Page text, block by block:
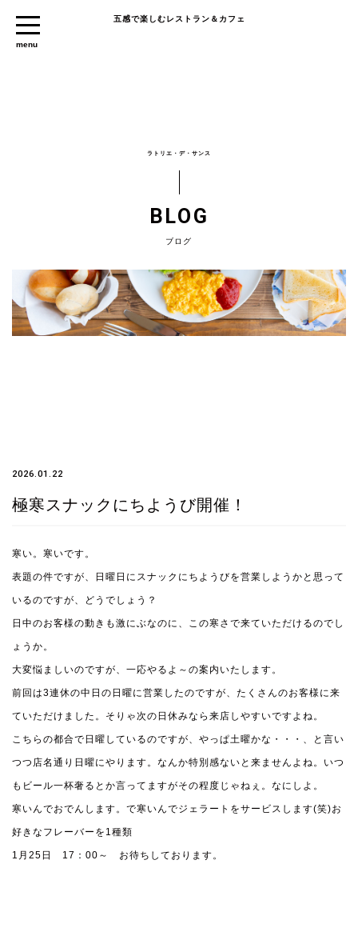
五感で楽しむレストラン＆カフェ
ラトリエ・デ・サンス
BLOG
ブログ
2026.01.22
極寒スナックにちようび開催！
寒い。寒いです。
表題の件ですが、日曜日にスナックにちようびを営業しようかと思って
いるのですが、どうでしょう？
日中のお客様の動きも激にぶなのに、この寒さで来ていただけるのでし
ょうか。
大変悩ましいのですが、一応やるよ～の案内いたします。
前回は3連休の中日の日曜に営業したのですが、たくさんのお客様に来
ていただけました。そりゃ次の日休みなら来店しやすいですよね。
こちらの都合で日曜しているのですが、やっぱ土曜かな・・・、と言い
つつ店名通り日曜にやります。なんか特別感ないと来ませんよね。いつ
もビール一杯奢るとか言ってますがその程度じゃねぇ。なにしよ。
寒いんでおでんします。で寒いんでジェラートをサービスします(笑)お
好きなフレーバーを1種類
1月25日 17：00～ お待ちしております。